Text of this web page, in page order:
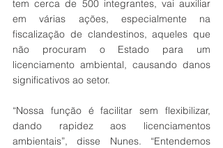
tem cerca de 500 integrantes, vai auxiliar
em várias ações, especialmente na
fiscalização de clandestinos, aqueles que
não procuram o Estado para um
licenciamento ambiental, causando danos
significativos ao setor.
“Nossa função é facilitar sem flexibilizar,
dando rapidez aos licenciamentos
ambientais”, disse Nunes. “Entendemos